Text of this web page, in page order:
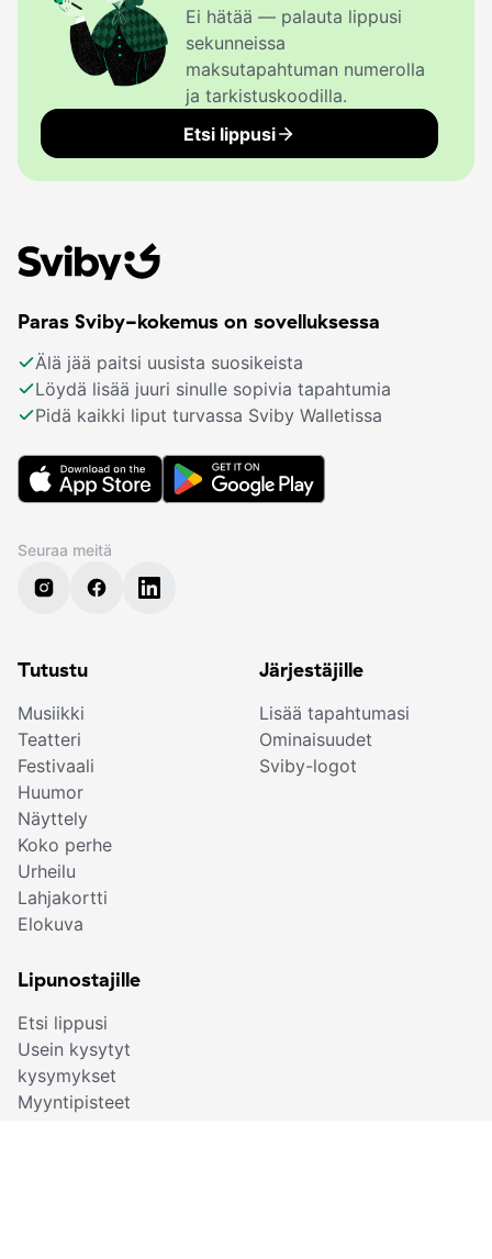
Ei hätää — palauta lippusi
sekunneissa
maksutapahtuman numerolla
ja tarkistuskoodilla.
Etsi lippusi
Paras Sviby-kokemus on sovelluksessa
Älä jää paitsi uusista suosikeista
Löydä lisää juuri sinulle sopivia tapahtumia
Pidä kaikki liput turvassa Sviby Walletissa
Seuraa meitä
Tutustu
Musiikki
Teatteri
Festivaali
Huumor
Näyttely
Koko perhe
Urheilu
Lahjakortti
Elokuva
Järjestäjille
Lisää tapahtumasi
Ominaisuudet
Sviby-logot
Lipunostajille
Etsi lippusi
Usein kysytyt
kysymykset
Myyntipisteet